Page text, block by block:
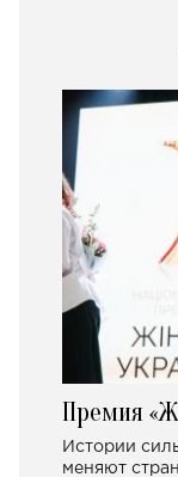
Премия
Истории
меняют